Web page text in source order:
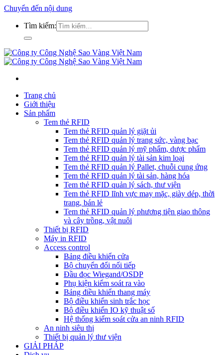
Chuyển đến nội dung
Tìm kiếm:
Trang chủ
Giới thiệu
Sản phẩm
Tem thẻ RFID
Tem thẻ RFID quản lý giặt ủi
Tem thẻ RFID quản lý trang sức, vàng bạc
Tem thẻ RFID quản lý mỹ phẩm, dược phẩm
Tem thẻ RFID quản lý tài sản kim loại
Tem thẻ RFID quản lý Pallet, chuỗi cung ứng
Tem thẻ RFID quản lý tài sản, hàng hóa
Tem thẻ RFID quản lý sách, thư viện
Tem thẻ RFID lĩnh vực may mặc, giày dép, thời
trang, bán lẻ
Tem thẻ RFID quản lý phương tiện giao thông
và cây trồng, vật nuôi
Thiết bị RFID
Máy in RFID
Access control
Bảng điều khiển cửa
Bộ chuyển đổi nối tiếp
Đầu đọc Wiegand/OSDP
Phụ kiện kiểm soát ra vào
Bảng điều khiển thang máy
Bộ điều khiển sinh trắc học
Bộ điều khiển IO kỹ thuật số
Hệ thống kiểm soát cửa an ninh RFID
An ninh siêu thị
Thiết bị quản lý thư viện
GIẢI PHÁP